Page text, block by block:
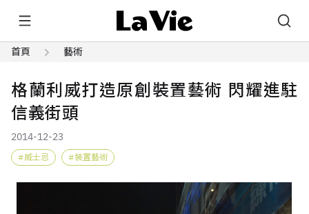
首頁 藝術
格蘭利威打造原創裝置藝術 閃耀進駐
信義街頭
2014-12-23
威士忌 裝置藝術